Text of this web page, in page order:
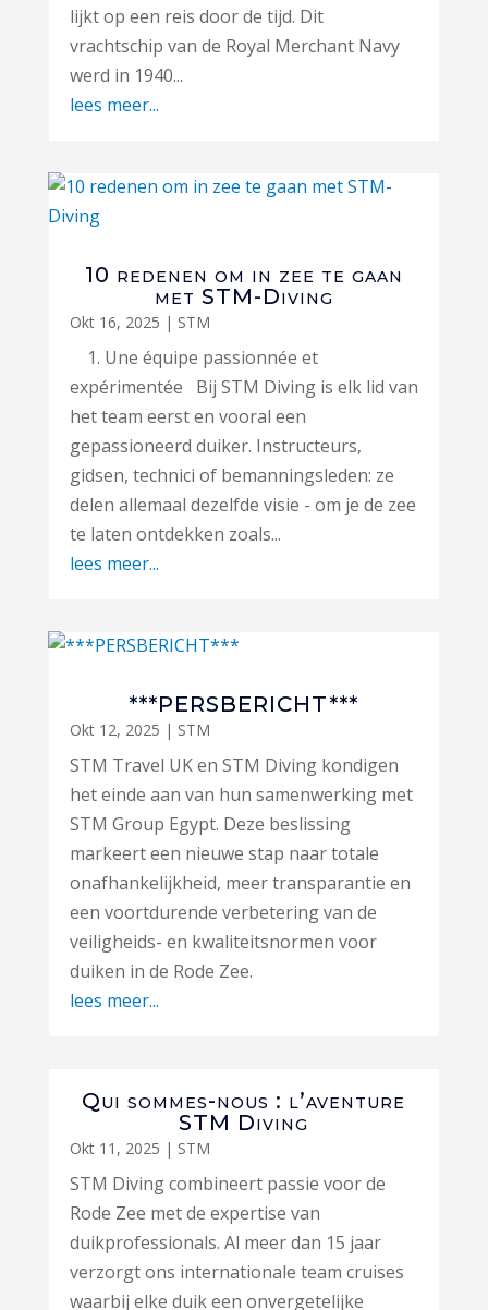
lijkt op een reis door de tijd. Dit
vrachtschip van de Royal Merchant Navy
werd in 1940...
lees meer...
10 redenen om in zee te gaan
met STM-Diving
Okt 16, 2025 | STM
1. Une équipe passionnée et
expérimentée Bij STM Diving is elk lid van
het team eerst en vooral een
gepassioneerd duiker. Instructeurs,
gidsen, technici of bemanningsleden: ze
delen allemaal dezelfde visie - om je de zee
te laten ontdekken zoals...
lees meer...
***PERSBERICHT***
Okt 12, 2025 | STM
STM Travel UK en STM Diving kondigen
het einde aan van hun samenwerking met
STM Group Egypt. Deze beslissing
markeert een nieuwe stap naar totale
onafhankelijkheid, meer transparantie en
een voortdurende verbetering van de
veiligheids- en kwaliteitsnormen voor
duiken in de Rode Zee.
lees meer...
Qui sommes-nous : l’aventure
STM Diving
Okt 11, 2025 | STM
STM Diving combineert passie voor de
Rode Zee met de expertise van
duikprofessionals. Al meer dan 15 jaar
verzorgt ons internationale team cruises
waarbij elke duik een onvergetelijke